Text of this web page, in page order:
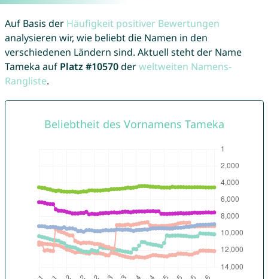
Auf Basis der Häufigkeit positiver Bewertungen
analysieren wir, wie beliebt die Namen in den
verschiedenen Ländern sind. Aktuell steht der Name
Tameka auf Platz #10570derweltweiten Namens-
Rangliste.